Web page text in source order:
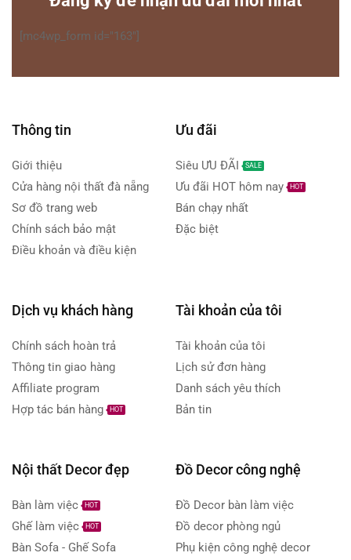
[mc4wp_form id="163"]
Thông tin
Giới thiệu
Cửa hàng nội thất đà nẵng
Sơ đồ trang web
Chính sách bảo mật
Điều khoản và điều kiện
Ưu đãi
Siêu ƯU ĐÃI SALE
Ưu đãi HOT hôm nay HOT
Bán chạy nhất
Đặc biệt
Dịch vụ khách hàng
Chính sách hoàn trả
Thông tin giao hàng
Affiliate program
Hợp tác bán hàng
HOT
Tài khoản của tôi
Tài khoản của tôi
Lịch sử đơn hàng
Danh sách yêu thích
Bản tin
Nội thất Decor đẹp
Bàn làm việc HOT
Ghế làm việc HOT
Bàn Sofa - Ghế Sofa
Đồ Decor công nghệ
Đồ Decor bàn làm việc
Đồ decor phòng ngủ
Phụ kiện công nghệ decor